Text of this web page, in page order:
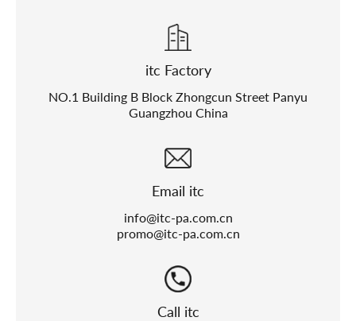
itc Factory
NO.1 Building B Block Zhongcun Street Panyu
Guangzhou China
Email itc
info@itc-pa.com.cn
promo@itc-pa.com.cn
Call itc